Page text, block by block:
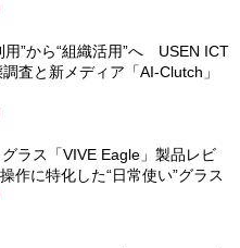
用”から“組織活用”へ USEN ICT
査と新メディア「AI-Clutch」
ラス「VIVE Eagle」製品レビ
作に特化した“日常使い”グラス